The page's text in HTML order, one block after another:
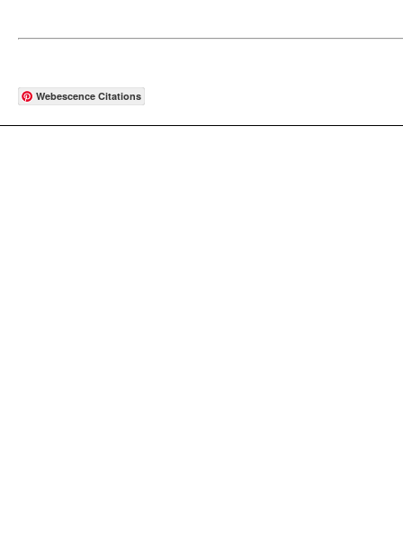
Webescence Citations